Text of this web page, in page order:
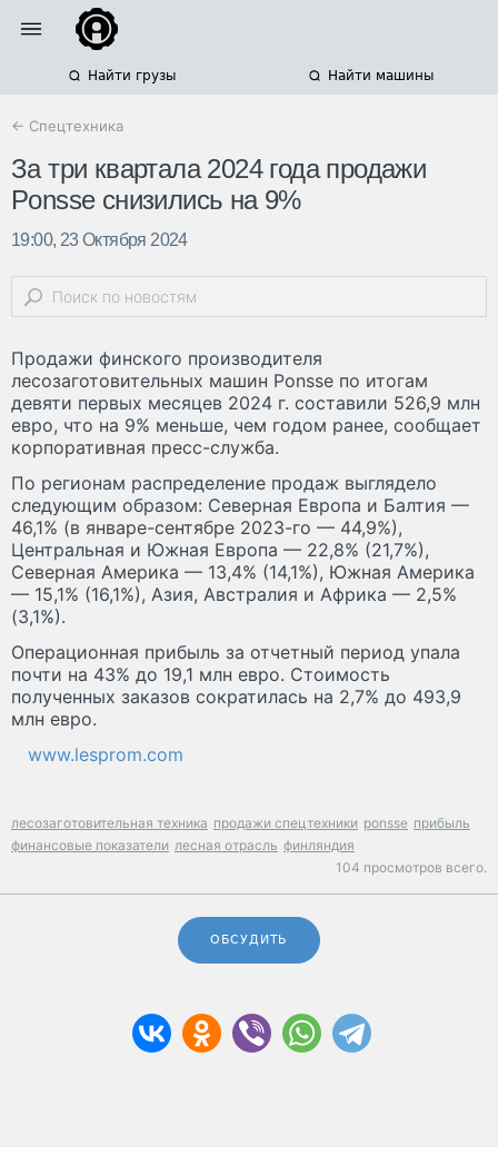
Найти грузы Найти машины
← Спецтехника
За три квартала 2024 года продажи
Ponsse снизились на 9%
19:00, 23 Октября 2024
Продажи финского производителя
лесозаготовительных машин Ponsse по итогам
девяти первых месяцев 2024 г. составили 526,9 млн
евро, что на 9% меньше, чем годом ранее, сообщает
корпоративная пресс-служба.
По регионам распределение продаж выглядело
следующим образом: Северная Европа и Балтия —
46,1% (в январе-сентябре 2023-го — 44,9%),
Центральная и Южная Европа — 22,8% (21,7%),
Северная Америка — 13,4% (14,1%), Южная Америка
— 15,1% (16,1%), Азия, Австралия и Африка — 2,5%
(3,1%).
Операционная прибыль за отчетный период упала
почти на 43% до 19,1 млн евро. Стоимость
полученных заказов сократилась на 2,7% до 493,9
млн евро.
www.lesprom.com
лесозаготовительная техника продажи спецтехники ponsse прибыль
финансовые показатели лесная отрасль финляндия
104 просмотров всего.
ОБСУДИТЬ